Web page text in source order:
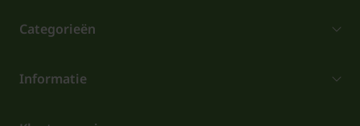
Categorieën
Informatie